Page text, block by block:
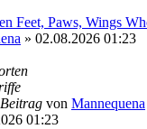
Feet, Paws, Wings
» 02.08.2026 01:23
von Mannequena
01:23